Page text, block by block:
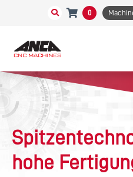
0
hohe